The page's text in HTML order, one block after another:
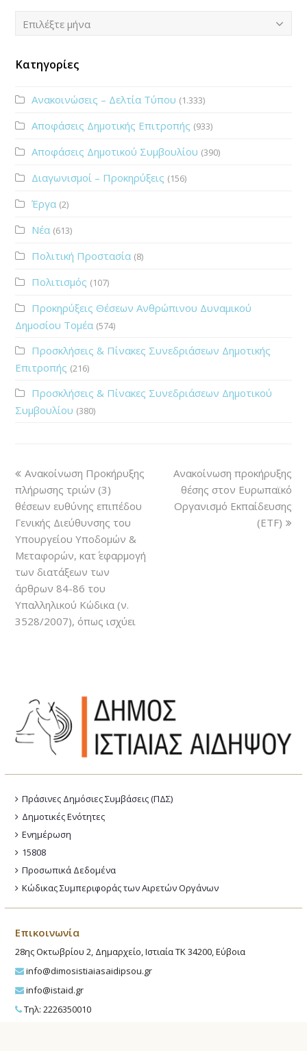
Ιστορικό
Επιλέξτε μήνα
Κατηγορίες
Ανακοινώσεις – Δελτία Τύπου (1.333)
Αποφάσεις Δημοτικής Επιτροπής (933)
Αποφάσεις Δημοτικού Συμβουλίου (390)
Διαγωνισμοί – Προκηρύξεις (156)
Έργα (2)
Νέα (613)
Πολιτική Προστασία (8)
Πολιτισμός (107)
Προκηρύξεις Θέσεων Ανθρώπινου Δυναμικού
Δημοσίου Τομέα (574)
Προσκλήσεις & Πίνακες Συνεδριάσεων Δημοτικής
Επιτροπής (216)
Προσκλήσεις & Πίνακες Συνεδριάσεων Δημοτικού
Συμβουλίου (380)
Ανακοίνωση Προκήρυξης
πλήρωσης τριών (3)
θέσεων ευθύνης επιπέδου
Γενικής Διεύθυνσης του
Υπουργείου Υποδομών &
Μεταφορών, κατ΄ εφαρμογή
των διατάξεων των
άρθρων 84-86 του
Υπαλληλικού Κώδικα (ν.
3528/2007), όπως ισχύει
Ανακοίνωση προκήρυξης
θέσης στον Ευρωπαϊκό
Οργανισμό Εκπαίδευσης
(ΕΤF)
Πράσινες Δημόσιες Συμβάσεις (ΠΔΣ)
Δημοτικές Ενότητες
Ενημέρωση
15808
Προσωπικά Δεδομένα
Κώδικας Συμπεριφοράς των Αιρετών Οργάνων
Επικοινωνία
28ης Οκτωβρίου 2, Δημαρχείο, Ιστιαία ΤΚ 34200, Εύβοια
info@dimosistiaiasaidipsou.gr
info@istaid.gr
Τηλ: 2226350010